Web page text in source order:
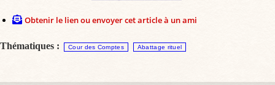
Obtenir le lien ou envoyer cet article à un ami
Thématiques : Cour des Comptes Abattage rituel